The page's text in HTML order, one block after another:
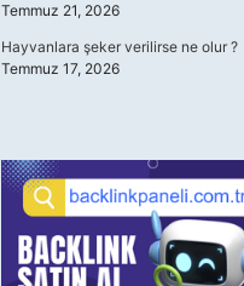
Temmuz 21, 2026
Hayvanlara şeker verilirse ne olur ?
Temmuz 17, 2026